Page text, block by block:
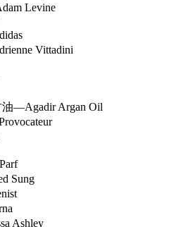
Levine
Vittadini
—Agadir Argan Oil
Sung
Ashley